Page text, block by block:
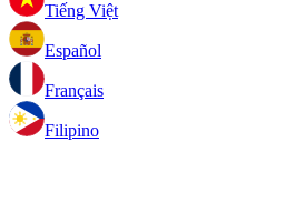
Tiếng Việt
Español
Français
Filipino